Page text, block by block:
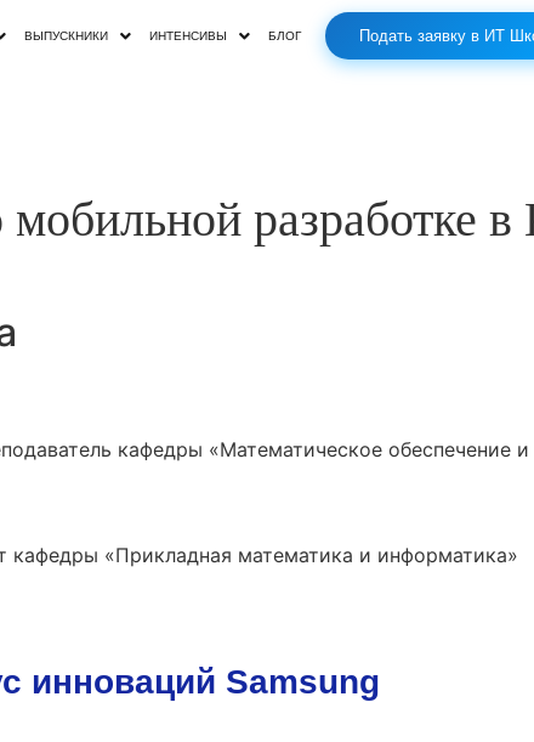
ВЫПУСКНИКИ ИНТЕНСИВЫ БЛОГ Подать заявку в ИТ
мобильной разработке
кафедры «Математическое обеспечение
кафедры «Прикладная математика и информатика»
инноваций Samsung